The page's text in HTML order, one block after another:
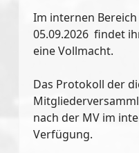
Im internen
05.09.2026 findet
eine Vollmacht.
Das Protokoll der
nach der MV im
Verfügung.